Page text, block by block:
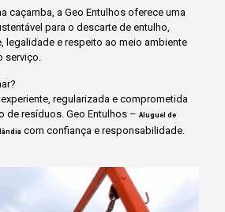
caçamba, a Geo Entulhos oferece uma
para o descarte de entulho,
legalidade e respeito ao meio ambiente
serviço.
regularizada e comprometida
de resíduos. Geo Entulhos – Aluguel de
com confiança e responsabilidade.